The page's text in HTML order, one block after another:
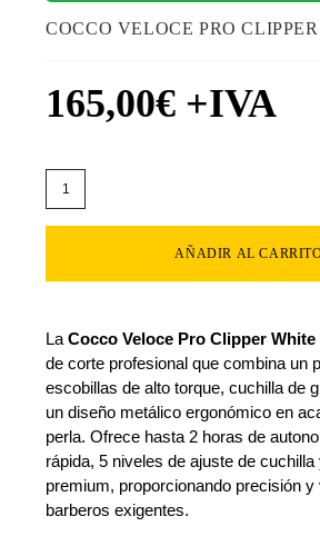
COCCO VELOCE PRO
165,00€ +IVA
AÑADIR AL
LaCocco Veloce Pro Clipper White
de corte profesional que combina un
escobillas de alto torque, cuchilla de
un diseño metálico ergonómico en
perla. Ofrece hasta 2 horas de
rápida, 5 niveles de ajuste de cuchilla
premium, proporcionando precisión y
barberos exigentes.